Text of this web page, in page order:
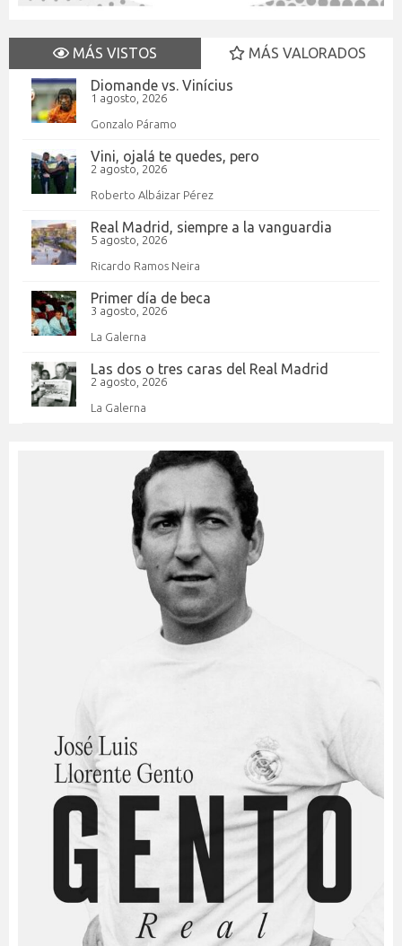
MÁS VISTOS
MÁS VALORADOS
Diomande vs. Vinícius
1 agosto, 2026
Gonzalo Páramo
Vini, ojalá te quedes, pero
2 agosto, 2026
Roberto Albáizar Pérez
Real Madrid, siempre a la vanguardia
5 agosto, 2026
Ricardo Ramos Neira
Primer día de beca
3 agosto, 2026
La Galerna
Las dos o tres caras del Real Madrid
2 agosto, 2026
La Galerna